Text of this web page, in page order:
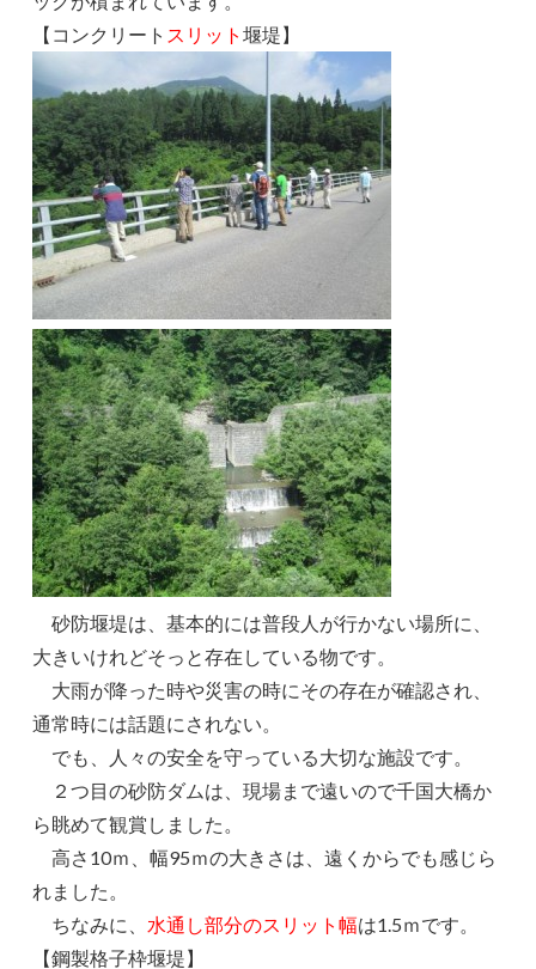
【コンクリート スリット堰堤】
砂防堰堤は、基本的には普段人が行かない場所に、
大きいけれどそっと存在している物です。
大雨が降った時や災害の時にその存在が確認され、
通常時には話題にされない。
でも、人々の安全を守っている大切な施設です。
２つ目の砂防ダムは、現場まで遠いので千国大橋か
ら眺めて観賞しました。
高さ10ｍ、幅95ｍの大きさは、遠くからでも感じら
れました。
ちなみに、 水通し部分のスリット幅は1.5ｍです。
【鋼製格子枠堰堤】